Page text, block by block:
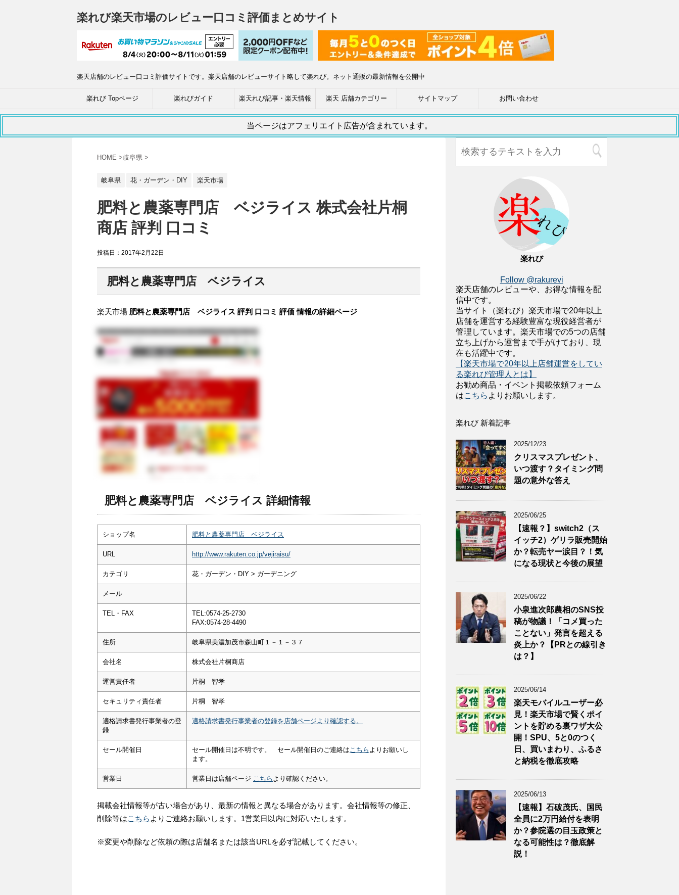
楽れび楽天市場のレビュー口コミ評価まとめサイト
楽天店舗のレビュー口コミ評価サイトです。楽天店舗のレビューサイト略して楽れび。ネット通販の最新情報を公開中
楽れび Topページ 楽れびガイド 楽天れび記事・楽天情報 楽天 店舗カテゴリー サイトマップ お問い合わせ
当ページはアフェリエイト広告が含まれています。
HOME >岐阜県 >
岐阜県 花・ガーデン・DIY 楽天市場
肥料と農薬専門店 ベジライス 株式会社片桐
商店 評判 口コミ
投稿日： 2017年2月22日
肥料と農薬専門店 ベジライス
楽天市場 肥料と農薬専門店 ベジライス 評判 口コミ 評価 情報の詳細ページ
肥料と農薬専門店 ベジライス 詳細情報
ショップ名 肥料と農薬専門店 ベジライス
URL http://www.rakuten.co.jp/vejiraisu/
カテゴリ 花・ガーデン・DIY > ガーデニング
メール
TEL・FAX
TEL:0574-25-2730
FAX:0574-28-4490
住所 岐阜県美濃加茂市森山町１－１－３７
会社名 株式会社片桐商店
運営責任者 片桐 智孝
セキュリティ責任者 片桐 智孝
適格請求書発行事業者の登
録
適格請求書発行事業者の登録を店舗ページより確認する。
セール開催日 セール開催日は不明です。 セール開催日のご連絡は こちら よりお願いし
ます。
営業日 営業日は店舗ページ こちら より確認ください。
掲載会社情報等が古い場合があり、最新の情報と異なる場合があります。会社情報等の修正、
削除等はこちら よりご連絡お願いします。1営業日以内に対応いたします。
※変更や削除など依頼の際は店舗名または該当URLを必ず記載してください。
楽れび
Follow @rakurevi
楽天店舗のレビューや、お得な情報を配
信中です。
当サイト（楽れび）楽天市場で20年以上
店舗を運営する経験豊富な現役経営者が
管理しています。楽天市場での5つの店舗
立ち上げから運営まで手がけており、現
在も活躍中です。
【楽天市場で20年以上店舗運営をしてい
る楽れび管理人とは】
お勧め商品・イベント掲載依頼フォーム
はこちら よりお願いします。
楽れび 新着記事
2025/12/23
クリスマスプレゼント、
いつ渡す？タイミング問
題の意外な答え
2025/06/25
【速報？】switch2（ス
イッチ2）ゲリラ販売開始
か？転売ヤー涙目？！気
になる現状と今後の展望
2025/06/22
小泉進次郎農相のSNS投
稿が物議！「コメ買った
ことない」発言を超える
炎上か？【PRとの線引き
は？】
2025/06/14
楽天モバイルユーザー必
見！楽天市場で賢くポイ
ントを貯める裏ワザ大公
開！SPU、5と0のつく
日、買いまわり、ふるさ
と納税を徹底攻略
2025/06/13
【速報】石破茂氏、国民
全員に2万円給付を表明
か？参院選の目玉政策と
なる可能性は？徹底解
説！